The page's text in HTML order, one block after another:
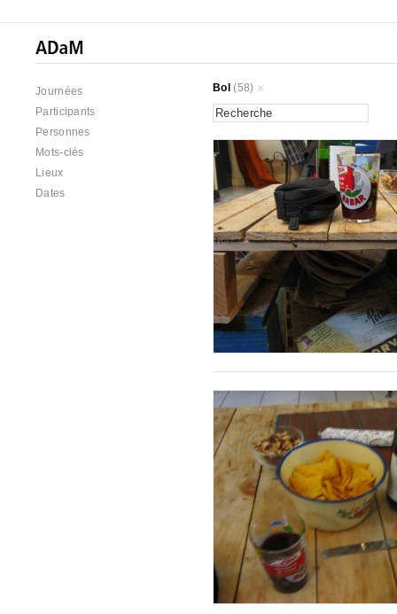
Journées
Participants
Personnes
Mots-clés
Lieux
Dates
Bol (58)